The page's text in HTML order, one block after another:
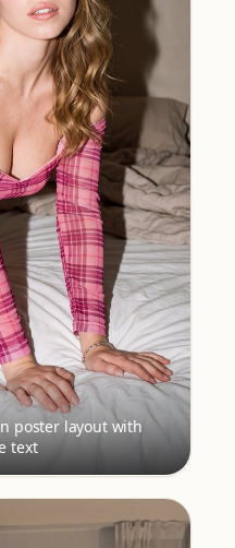
poster layout with
text